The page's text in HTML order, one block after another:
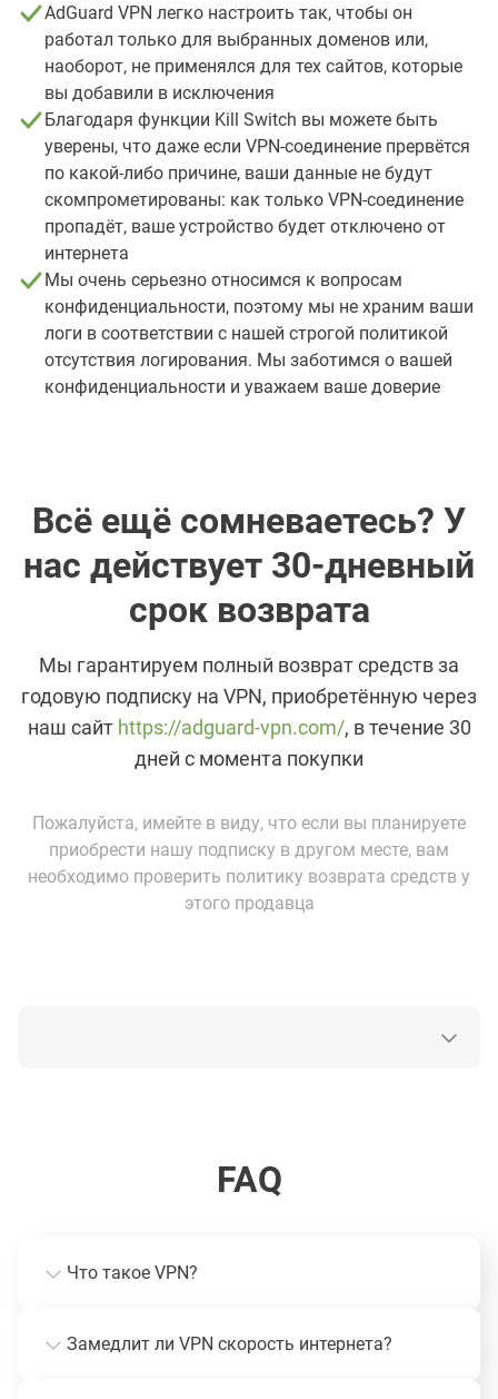
AdGuard VPN легко настроить так, чтобы он
работал только для выбранных доменов или,
наоборот, не применялся для тех сайтов, которые
вы добавили в исключения
Благодаря функции Kill Switch вы можете быть
уверены, что даже если VPN-соединение прервётся
по какой-либо причине, ваши данные не будут
скомпрометированы: как только VPN-соединение
пропадёт, ваше устройство будет отключено от
интернета
Мы очень серьезно относимся к вопросам
конфиденциальности, поэтому мы не храним ваши
логи в соответствии с нашей строгой политикой
отсутствия логирования. Мы заботимся о вашей
конфиденциальности и уважаем ваше доверие
Всё ещё сомневаетесь? У
нас действует 30-дневный
срок возврата
Мы гарантируем полный возврат средств за
годовую подписку на VPN, приобретённую через
наш сайт https://adguard-vpn.com/, в течение 30
дней с момента покупки
Пожалуйста, имейте в виду, что если вы планируете
приобрести нашу подписку в другом месте, вам
необходимо проверить политику возврата средств у
этого продавца
FAQ
Что такое VPN?
Замедлит ли VPN скорость интернета?